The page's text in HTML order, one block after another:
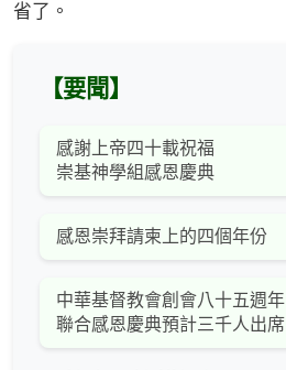
省了。
【要聞】
感謝上帝四十載祝福
崇基神學組感恩慶典
感恩崇拜請柬上的四個年份
中華基督教會創會八十五週年
聯合感恩慶典預計三千人出席